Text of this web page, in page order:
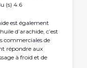
(s) 4.6
est également
d’arachide, c’est
commerciales de
répondre aux
à froid et de